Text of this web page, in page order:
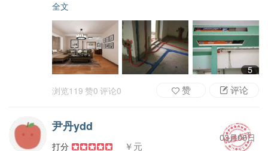
全文
5
浏览119 赞0 评论0 评论
赞
尹丹ydd
打分 ￥元
03月06日